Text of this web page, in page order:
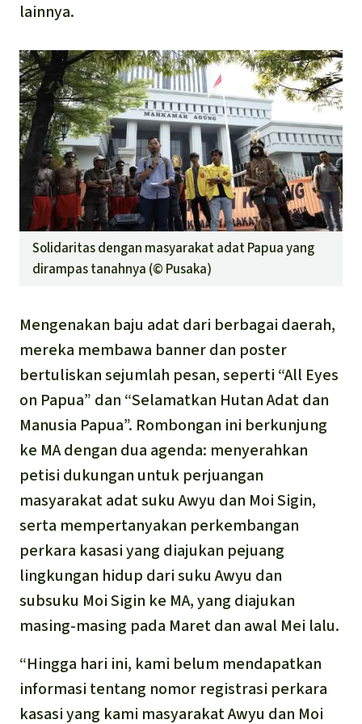
lainnya.
Solidaritas dengan masyarakat adat Papua yang
dirampas tanahnya (© Pusaka)
Mengenakan baju adat dari berbagai daerah,
mereka membawa banner dan poster
bertuliskan sejumlah pesan, seperti “All Eyes
on Papua” dan “Selamatkan Hutan Adat dan
Manusia Papua”. Rombongan ini berkunjung
ke MA dengan dua agenda: menyerahkan
petisi dukungan untuk perjuangan
masyarakat adat suku Awyu dan Moi Sigin,
serta mempertanyakan perkembangan
perkara kasasi yang diajukan pejuang
lingkungan hidup dari suku Awyu dan
subsuku Moi Sigin ke MA, yang diajukan
masing-masing pada Maret dan awal Mei lalu.
“Hingga hari ini, kami belum mendapatkan
informasi tentang nomor registrasi perkara
kasasi yang kami masyarakat Awyu dan Moi